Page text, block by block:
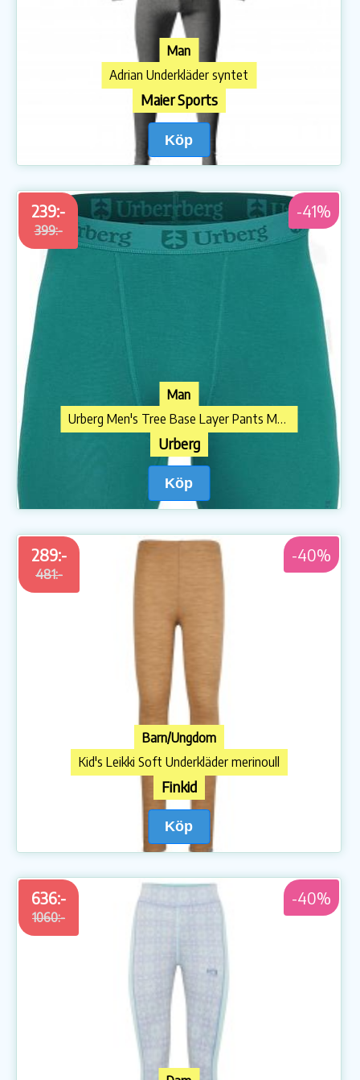
Man
Adrian Underkläder syntet
Maier Sports
Köp
239:-
399:-
-41%
Man
Urberg Men's Tree Base Layer Pants Mediterranea/Blue Nights
Urberg
Köp
289:-
481:-
-40%
Barn/Ungdom
Kid's Leikki Soft Underkläder merinoull
Finkid
Köp
636:-
1060:-
-40%